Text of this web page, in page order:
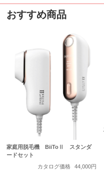
おすすめ商品
家庭用脱毛機 BiiToⅡ スタンダ
ードセット
カタログ価格
44,000円